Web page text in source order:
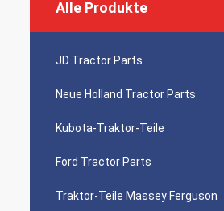
Alle Produkte
JD Tractor Parts
Neue Holland Tractor Parts
Kubota-Traktor-Teile
Ford Tractor Parts
Traktor-Teile Massey Ferguson